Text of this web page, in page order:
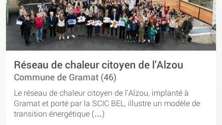
Réseau de chaleur citoyen de l’Alzou
Commune de Gramat (46)
Le réseau de chaleur citoyen de l’Alzou, implanté à
Gramat et porté par la SCIC BEL, illustre un modèle de
transition énergétique (…)